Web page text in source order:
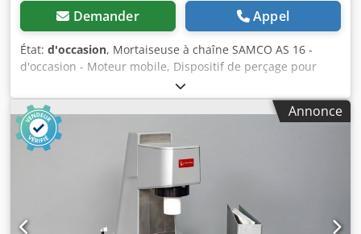
Demander Appel
État: d'occasion, Mortaiseuse à chaîne SAMCO AS 16 -
d'occasion - Moteur mobile, Dispositif de perçage pour
tourillons Dwedpfx Alow Nv Nxobja ----- Caractéristiques
techniques ----- Dimensions de la table de travail : 550 x
285 mm, Largeur de perçage : 190 mm, Profondeur de
perçage : 120 mm, Vitesse : 2 840 tr/min, Moteur : 1,5 kW,
Poids : 220 kg
Annonce